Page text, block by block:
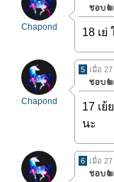
Chapond 18 เ
Chapond
5 เมื่อ
17 เ
นะ
6 เมื่อ